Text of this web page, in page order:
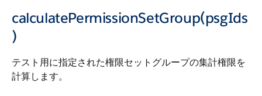
calculatePermissionSetGroup(psgIds
)
テスト用に指定された権限セットグループの集計権限を
計算します。